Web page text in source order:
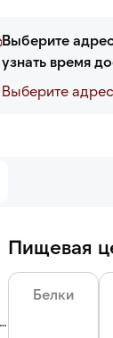
Выберите
узнать время
Выберите адреc
Пищевая
Белки